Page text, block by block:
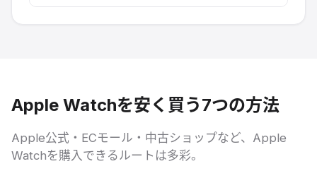
Apple Watchを安く買う7つの方法
Apple公式・ECモール・中古ショップなど、Apple
Watchを購入できるルートは多彩。